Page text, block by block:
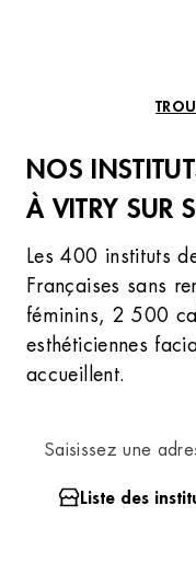
NOS
À VITRY SUR
Les 400 instituts
Françaises sans
féminins, 2 500
esthéticiennes
accueillent.
Liste des